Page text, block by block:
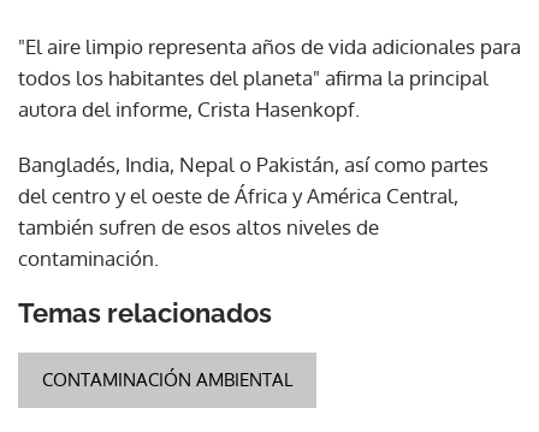
"El aire limpio representa años de vida adicionales para
todos los habitantes del planeta" afirma la principal
autora del informe, Crista Hasenkopf.
Bangladés, India, Nepal o Pakistán, así como partes
del centro y el oeste de África y América Central,
también sufren de esos altos niveles de
contaminación.
Temas relacionados
CONTAMINACIÓN AMBIENTAL